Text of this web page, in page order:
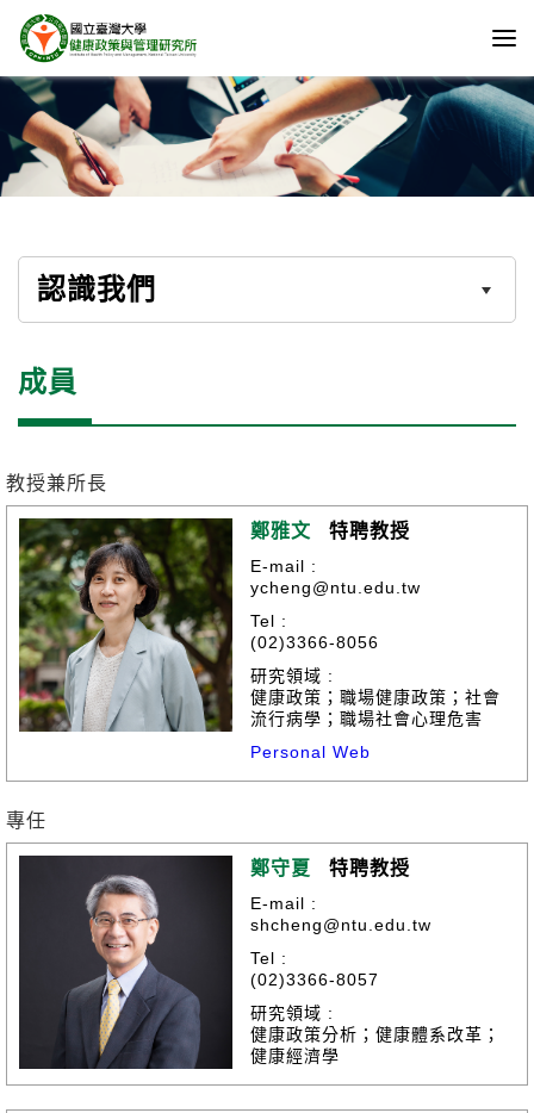
認識我們
成員
教授兼所長
鄭雅文 特聘教授
E-mail :
ycheng@ntu.edu.tw
Tel :
(02)3366-8056
研究領域 :
健康政策；職場健康政策；社會
流行病學；職場社會心理危害
Personal Web
專任
鄭守夏 特聘教授
E-mail :
shcheng@ntu.edu.tw
Tel :
(02)3366-8057
研究領域 :
健康政策分析；健康體系改革；
健康經濟學